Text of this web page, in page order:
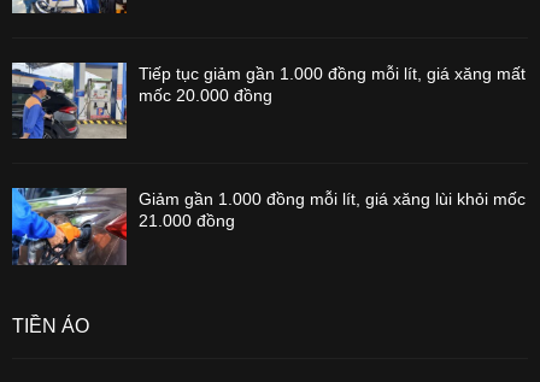
Tiếp tục giảm gần 1.000 đồng mỗi lít, giá xăng mất
mốc 20.000 đồng
Giảm gần 1.000 đồng mỗi lít, giá xăng lùi khỏi mốc
21.000 đồng
TIỀN ẢO